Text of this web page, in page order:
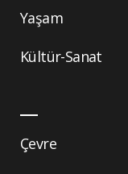
Yaşam
Kültür-Sanat
Çevre